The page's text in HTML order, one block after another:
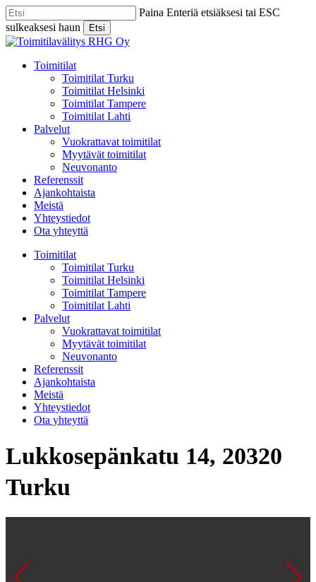
Skip
to
main
content
Paina Enteriä etsiäksesi tai ESC
sulkeaksesi haun
Etsi
Close
Menu
Toimitilat
Toimitilat Turku
Toimitilat Helsinki
Toimitilat Tampere
Toimitilat Lahti
Palvelut
Vuokrattavat toimitilat
Myytävät toimitilat
Neuvonanto
Referenssit
Ajankohtaista
Meistä
Yhteystiedot
Ota yhteyttä
Toimitilat
Toimitilat Turku
Toimitilat Helsinki
Toimitilat Tampere
Toimitilat Lahti
Palvelut
Vuokrattavat toimitilat
Myytävät toimitilat
Neuvonanto
Referenssit
Ajankohtaista
Meistä
Yhteystiedot
Ota yhteyttä
Lukkosepänkatu 14, 20320
Turku